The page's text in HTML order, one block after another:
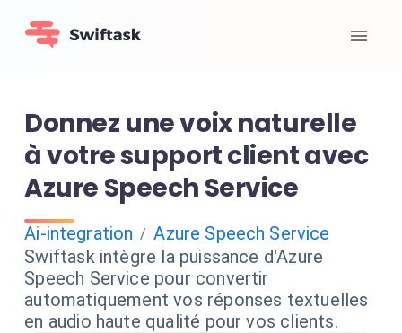
Donnez une voix naturelle
à votre support client avec
Azure Speech Service
Ai-integration / Azure Speech Service
Swiftask intègre la puissance d'Azure
Speech Service pour convertir
automatiquement vos réponses textuelles
en audio haute qualité pour vos clients.